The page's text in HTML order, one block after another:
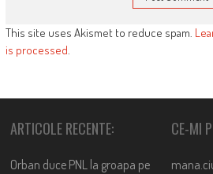
This site uses Akismet to reduce spam.
is processed.
ARTICOLE RECENTE:
Orban duce PNL la groapa pe
CE-MI